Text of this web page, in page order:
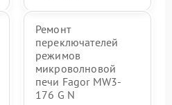
Ремонт
переключателей
режимов
микроволновой
печи Fagor MW3-
176 G N